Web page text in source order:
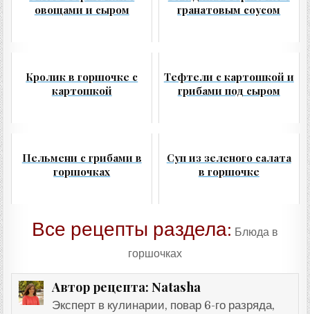
овощами и сыром
гранатовым соусом
Кролик в горшочке с
картошкой
Тефтели с картошкой и
грибами под сыром
Пельмени с грибами в
горшочках
Суп из зеленого салата
в горшочке
Все рецепты раздела: Блюда в
горшочках
Автор рецепта: Natasha
Эксперт в кулинарии, повар 6-го разряда,